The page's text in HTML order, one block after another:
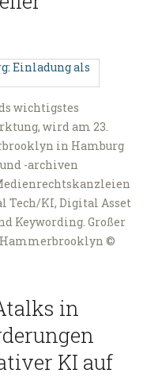
wichtigstes
wird am 23.
in Hamburg
-archiven
Tech/KI, Digital Asset
Keywording. Großer
Hammerbrooklyn ©
in
KI auf